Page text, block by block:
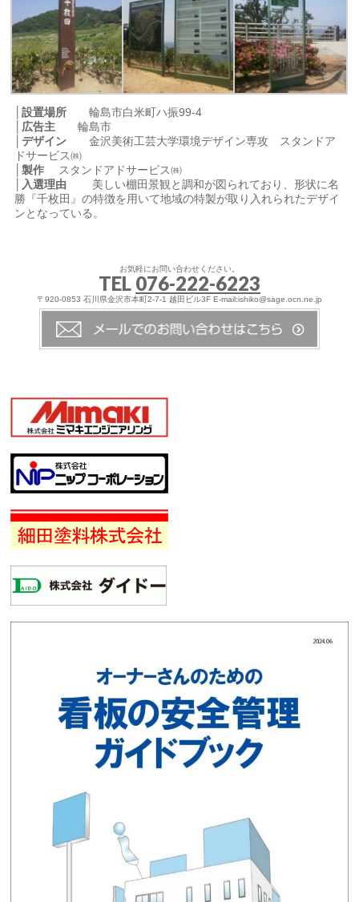
│設置場所 輪島市白米町ハ振99-4
│広告主 輪島市
│デザイン 金沢美術工芸大学環境デザイン専攻 スタンドア
ドサービス㈱
│製作 スタンドアドサービス㈱
│入選理由 美しい棚田景観と調和が図られており、形状に名
勝『千枚田』の特徴を用いて地域の特製が取り入れられたデザイ
ンとなっている。
お気軽にお問い合わせください。
TEL 076-222-6223
〒920-0853 石川県金沢市本町2-7-1 越田ビル3F E-mail:ishiko@sage.ocn.ne.jp